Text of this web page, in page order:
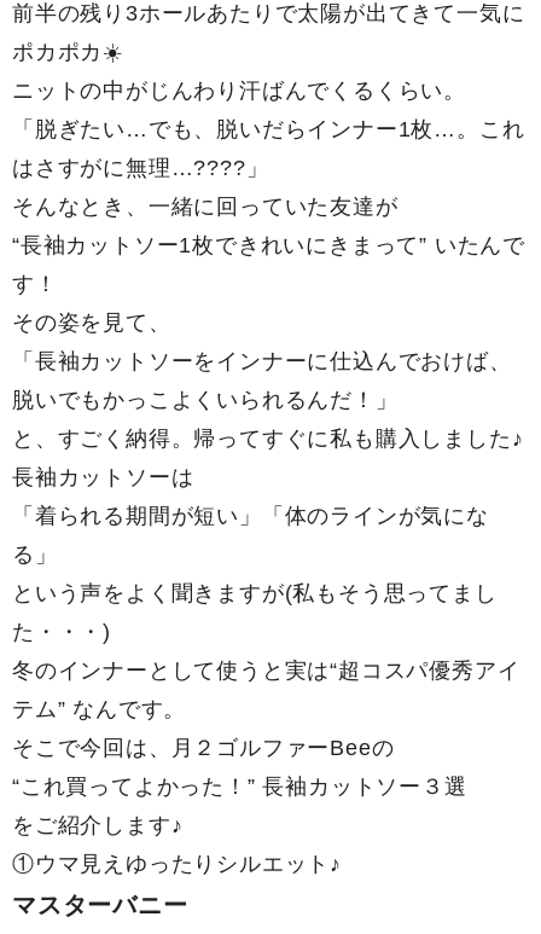
前半の残り3ホールあたりで太陽が出てきて一気に
ポカポカ☀️
ニットの中がじんわり汗ばんでくるくらい。
「脱ぎたい…でも、脱いだらインナー1枚…。これ
はさすがに無理…????」
そんなとき、一緒に回っていた友達が
“長袖カットソー1枚できれいにきまって” いたんで
す！
その姿を見て、
「長袖カットソーをインナーに仕込んでおけば、
脱いでもかっこよくいられるんだ！」
と、すごく納得。帰ってすぐに私も購入しました♪
長袖カットソーは
「着られる期間が短い」「体のラインが気にな
る」
という声をよく聞きますが(私もそう思ってまし
た・・・)
冬のインナーとして使うと実は“超コスパ優秀アイ
テム” なんです。
そこで今回は、月２ゴルファーBeeの
“これ買ってよかった！” 長袖カットソー３選
をご紹介します♪
①ウマ見えゆったりシルエット♪
マスターバニー